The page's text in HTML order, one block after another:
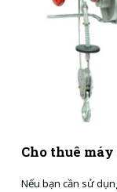
Cho thuê
Nếu bạn cần sử